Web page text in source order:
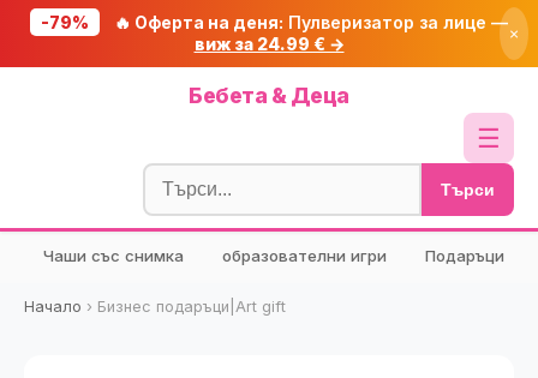
-79% 🔥 Оферта на деня: Пулверизатор за лице —
виж за 24.99 € →
×
Бебета & Деца
☰
Блог
🧮 Калкулатори
🔍 Намери продукт
🎁 Подарък
Търси
Чаши със снимка образователни игри Подаръци
Начало › Бизнес подаръци|Art gift